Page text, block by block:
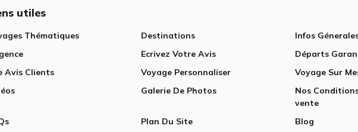
utiles
Thématiques Destinations
Infos
Ecrivez Votre Avis
Départs
Avis Clients
Voyage Personnaliser
Voyage Sur
Galerie De Photos
Nos
vente
Plan Du Site Blog